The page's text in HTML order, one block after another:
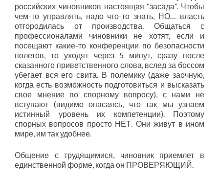
российских чиновников настоящая “засада”. Чтобы
чем-то управлять, надо что-то знать, НО… власть
отгородилась от производства. Общаться с
профессионалами чиновники не хотят, если и
посещают какие-то конференции по безопасности
полетов, то уходят через 5 минут, сразу после
сказанного приветственного слова, вслед за боссом
убегает вся его свита. В полемику (даже заочную,
когда есть возможность подготовиться и высказать
свое мнение по спорному вопросу), с нами не
вступают (видимо опасаясь, что так мы узнаем
истинный уровень их компетенции). Поэтому
спорных вопросов просто НЕТ. Они живут в ином
мире, им так удобнее.
Общение с трудящимися, чиновник приемлет в
единственной форме, когда он ПРОВЕРЯЮЩИЙ.